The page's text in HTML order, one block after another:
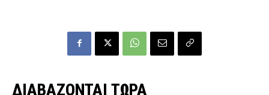
ΔΙΑΒΑΖΟΝΤΑΙ ΤΩΡΑ